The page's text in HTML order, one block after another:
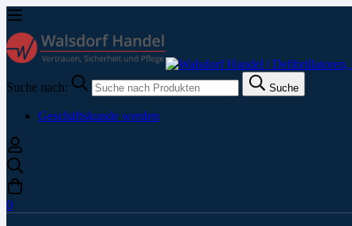
Suche nach: Suche
Geschäftskunde werden
0